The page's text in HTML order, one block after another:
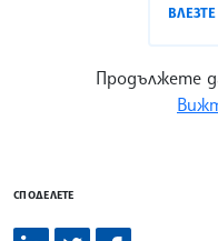
Продължете
СПОДЕЛЕТЕ